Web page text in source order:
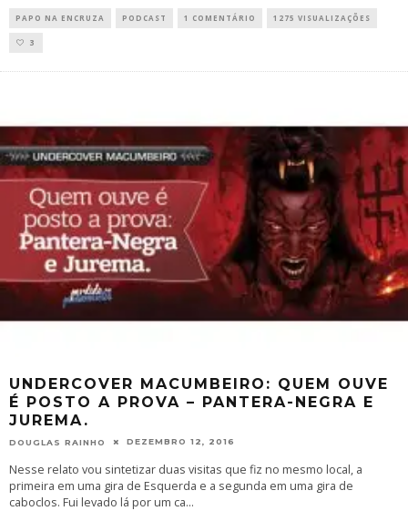
PAPO NA ENCRUZA PODCAST 1 COMENTÁRIO 1275 VISUALIZAÇÕES
3
UNDERCOVER MACUMBEIRO: QUEM OUVE
É POSTO A PROVA – PANTERA-NEGRA E
JUREMA.
DOUGLAS RAINHO DEZEMBRO 12, 2016
Nesse relato vou sintetizar duas visitas que fiz no mesmo local, a
primeira em uma gira de Esquerda e a segunda em uma gira de
caboclos. Fui levado lá por um ca...